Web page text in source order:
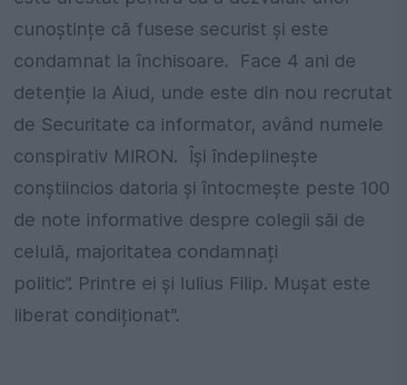
cunoștințe că fusese securist și este
condamnat la închisoare. Face 4 ani de
detenție la Aiud, unde este din nou recrutat
de Securitate ca informator, având numele
conspirativ MIRON. Își îndeplinește
conștiincios datoria și întocmește peste 100
de note informative despre colegii săi de
celulă, majoritatea condamnați
politic”. Printre ei și Iulius Filip. Mușat este
liberat condiționat".